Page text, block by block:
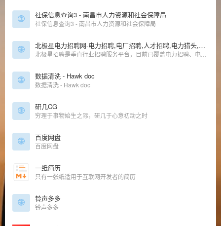
社保信息查询3 - 南昌市人力资源和社会保障局
社保信息查询3 - 南昌市人力资源和社会保障局
北极星电力招聘网-电力招聘,电厂招聘,人才招聘,电力猎头,专业的人才求职招聘网站
数据清洗 - Hawk doc
数据清洗 - Hawk doc
研几CG
穷理于事物始生之际，研几于心意初动之时
百度网盘
百度网盘
一纸简历
只有一张纸适用于互联网开发者的简历
铃声多多
铃声多多